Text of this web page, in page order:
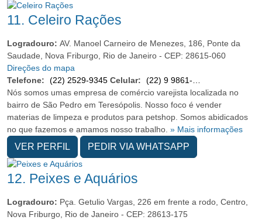
11. Celeiro Rações
Logradouro: AV. Manoel Carneiro de Menezes, 186, Ponte da
Saudade, Nova Friburgo, Rio de Janeiro - CEP: 28615-060
Direções do mapa
Telefone:
(22) 2529-9345 Celular:
Nós somos umas empresa de comércio varejista localizada no
bairro de São Pedro em Teresópolis. Nosso foco é vender
materias de limpeza e produtos para petshop. Somos abidicados
no que fazemos e amamos nosso trabalho. » Mais informações
VER PERFIL PEDIR VIA WHATSAPP
12. Peixes e Aquários
Logradouro: Pça. Getulio Vargas, 226 em frente a rodo, Centro,
Nova Friburgo, Rio de Janeiro - CEP: 28613-175